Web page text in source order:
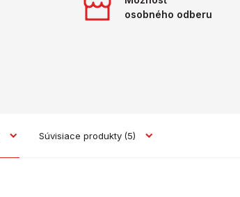
osobného odberu
Súvisiace produkty (5)